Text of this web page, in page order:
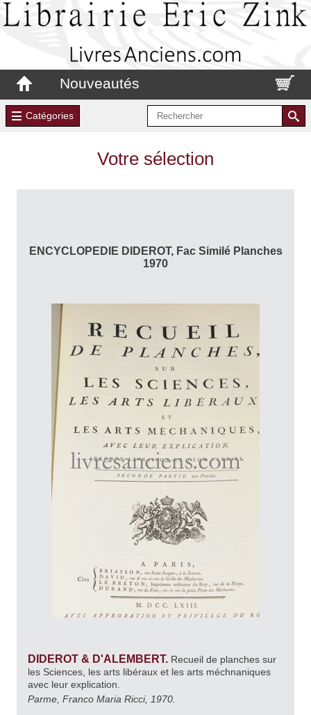
Nouveautés
Catégories
Votre sélection
ENCYCLOPEDIE DIDEROT, Fac Similé Planches
1970
DIDEROT & D'ALEMBERT. Recueil de planches sur
les Sciences, les arts libéraux et les arts méchnaniques
avec leur explication.
Parme, Franco Maria Ricci, 1970.